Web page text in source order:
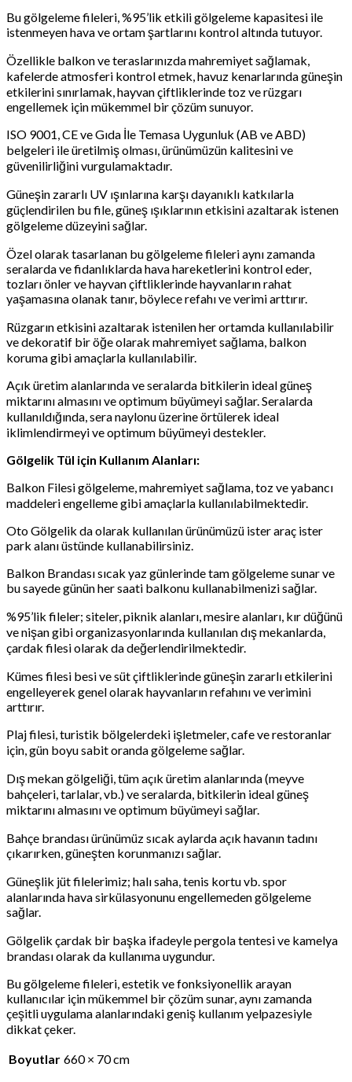
Bu gölgeleme fileleri, %95’lik etkili gölgeleme kapasitesi ile
istenmeyen hava ve ortam şartlarını kontrol altında tutuyor.
Özellikle balkon ve teraslarınızda mahremiyet sağlamak,
kafelerde atmosferi kontrol etmek, havuz kenarlarında güneşin
etkilerini sınırlamak, hayvan çiftliklerinde toz ve rüzgarı
engellemek için mükemmel bir çözüm sunuyor.
ISO 9001, CE ve Gıda İle Temasa Uygunluk (AB ve ABD)
belgeleri ile üretilmiş olması, ürünümüzün kalitesini ve
güvenilirliğini vurgulamaktadır.
Güneşin zararlı UV ışınlarına karşı dayanıklı katkılarla
güçlendirilen bu file, güneş ışıklarının etkisini azaltarak istenen
gölgeleme düzeyini sağlar.
Özel olarak tasarlanan bu gölgeleme fileleri aynı zamanda
seralarda ve fidanlıklarda hava hareketlerini kontrol eder,
tozları önler ve hayvan çiftliklerinde hayvanların rahat
yaşamasına olanak tanır, böylece refahı ve verimi arttırır.
Rüzgarın etkisini azaltarak istenilen her ortamda kullanılabilir
ve dekoratif bir öğe olarak mahremiyet sağlama, balkon
koruma gibi amaçlarla kullanılabilir.
Açık üretim alanlarında ve seralarda bitkilerin ideal güneş
miktarını almasını ve optimum büyümeyi sağlar. Seralarda
kullanıldığında, sera naylonu üzerine örtülerek ideal
iklimlendirmeyi ve optimum büyümeyi destekler.
Gölgelik Tül için Kullanım Alanları:
Balkon Filesi gölgeleme, mahremiyet sağlama, toz ve yabancı
maddeleri engelleme gibi amaçlarla kullanılabilmektedir.
Oto Gölgelik da olarak kullanılan ürünümüzü ister araç ister
park alanı üstünde kullanabilirsiniz.
Balkon Brandası sıcak yaz günlerinde tam gölgeleme sunar ve
bu sayede günün her saati balkonu kullanabilmenizi sağlar.
%95’lik fileler; siteler, piknik alanları, mesire alanları, kır düğünü
ve nişan gibi organizasyonlarında kullanılan dış mekanlarda,
çardak filesi olarak da değerlendirilmektedir.
Kümes filesi besi ve süt çiftliklerinde güneşin zararlı etkilerini
engelleyerek genel olarak hayvanların refahını ve verimini
arttırır.
Plaj filesi, turistik bölgelerdeki işletmeler, cafe ve restoranlar
için, gün boyu sabit oranda gölgeleme sağlar.
Dış mekan gölgeliği, tüm açık üretim alanlarında (meyve
bahçeleri, tarlalar, vb.) ve seralarda, bitkilerin ideal güneş
miktarını almasını ve optimum büyümeyi sağlar.
Bahçe brandası ürünümüz sıcak aylarda açık havanın tadını
çıkarırken, güneşten korunmanızı sağlar.
Güneşlik jüt filelerimiz; halı saha, tenis kortu vb. spor
alanlarında hava sirkülasyonunu engellemeden gölgeleme
sağlar.
Gölgelik çardak bir başka ifadeyle pergola tentesi ve kamelya
brandası olarak da kullanıma uygundur.
Bu gölgeleme fileleri, estetik ve fonksiyonellik arayan
kullanıcılar için mükemmel bir çözüm sunar, aynı zamanda
çeşitli uygulama alanlarındaki geniş kullanım yelpazesiyle
dikkat çeker.
Boyutlar 660 × 70 cm